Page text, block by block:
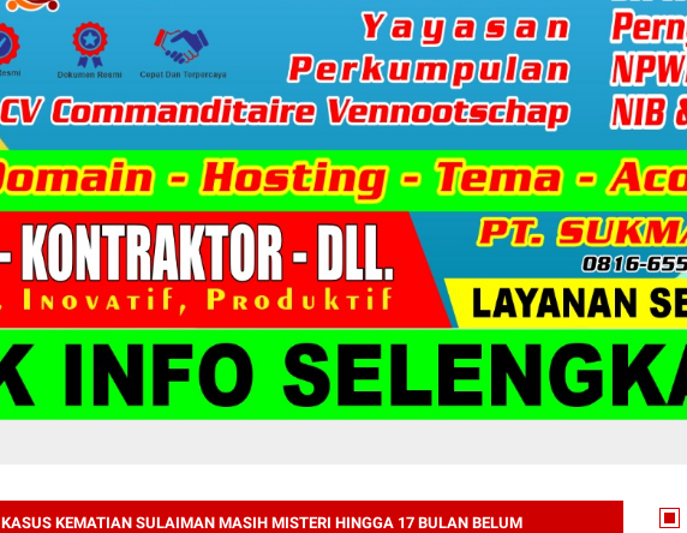
KASUS KEMATIAN SULAIMAN MASIH MISTERI HINGGA 17 BULAN BELUM